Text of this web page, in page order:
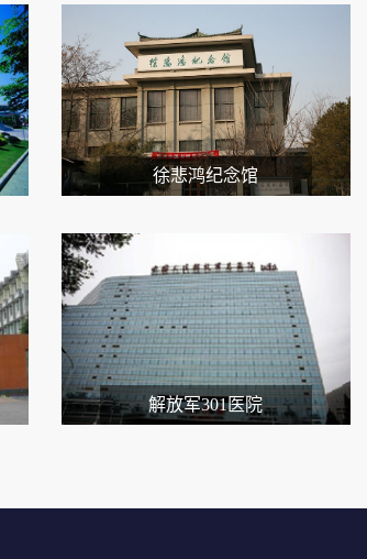
徐悲鸿纪念馆
解放军301医院